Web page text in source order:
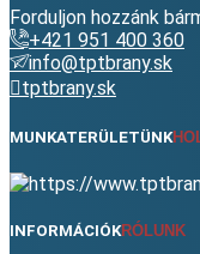
Forduljon hozzánk
+421 951 400 360
info@tptbrany.sk
tptbrany.sk
MUNKATERÜLETÜNK
INFORMÁCIÓKRÓLUNK